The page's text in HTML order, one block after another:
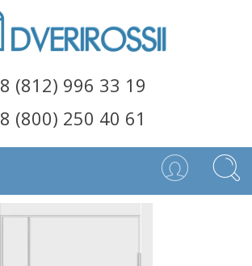
8 (812) 996 33 19
8 (800) 250 40 61